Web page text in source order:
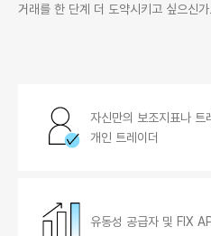
거래를 한 단계 더 도약시키고 싶으신
자신만의 보조지표나
개인 트레이더
유동성 공급자 및 FIX